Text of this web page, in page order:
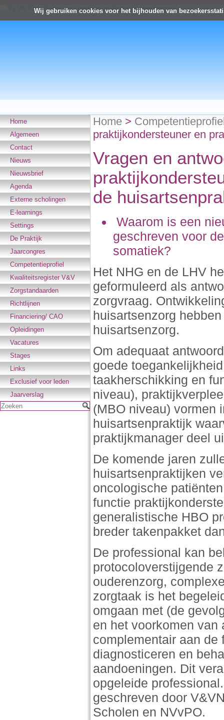
Wij gebruiken cookies voor het bijhouden van
Home
Algemeen
Contact
Nieuws
Nieuwsbrief
Agenda
Externe scholingen
E-learnings
Settings
De Praktijk
Jaarcongres
Competentieprofiel
Kwaliteitsregister V&V
Zorgstandaarden
Richtlijnen
Financiering/ CAO
Opleidingen
Vacatures
Stages
Links
Exclusief voor leden
Jaarverslag
Zoeken
Home >
praktijkondersteuner en
Vragen en
de
Waarom is een
geschreven voor
somatiek?
Het NHG en de LHV
geformuleerd als
zorgvraag.
huisartsenzorg
huisartsenzorg.
Om adequaat
goede
taakherschikking en
niveau),
(MBO niveau) vormen
huisartsenpraktijk
praktijkmanager deel
De komende jaren
huisartsenpraktijken
oncologische
functie
generalistische HBO
breder takenpakket
De professional kan
protocoloverstijgende
ouderenzorg,
zorgtaak is het
omgaan met (de
en het voorkomen
complementair aan
diagnosticeren en
aandoeningen. Dit
opgeleide
geschreven door
Scholen en NVvPO.